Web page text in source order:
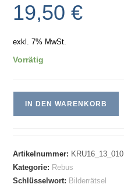
19,50€
exkl. 7% MwSt.
Vorrätig
IN DEN WARENKORB
Artikelnummer: KRU16_13_010
Kategorie: Rebus
Schlüsselwort: Bilderrätsel